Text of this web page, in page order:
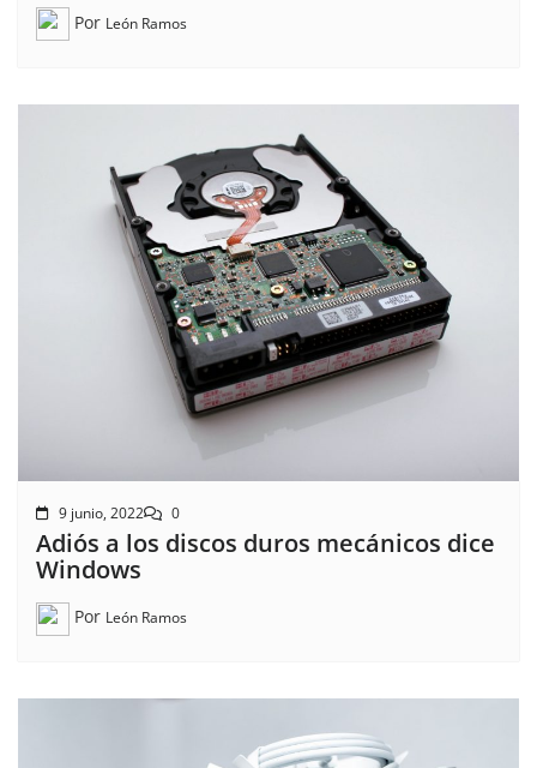
Por León Ramos
9 junio, 2022 0
Adiós a los discos duros mecánicos dice
Windows
Por León Ramos